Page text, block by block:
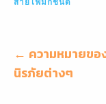
b
o
k
แนะแนว
เรื่อง
← ความหมายขอ
นิรภัยต่างๆ